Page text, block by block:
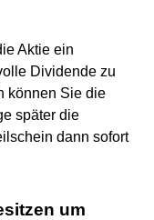
Aktie ein
Dividende zu
können Sie die
später die
dann sofort
um